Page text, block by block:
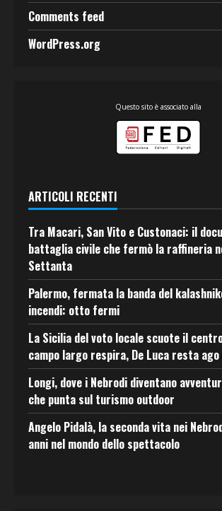
Comments feed
WordPress.org
Questo sito è associato alla
ARTICOLI RECENTI
Tra Macari, San Vito e Custonaci: il
battaglia civile che fermò la raffineria
Settanta
Palermo, fermata la banda del
incendi: otto fermi
La Sicilia del voto locale scuote il
campo largo respira, De Luca resta
Longi, dove i Nebrodi diventano
che punta sul turismo outdoor
Angelo Pidalà, la seconda vita nei
anni nel mondo dello spettacolo